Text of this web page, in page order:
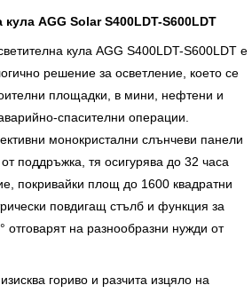
AGG Solar S400LDT-S600LDT
кула AGG S400LDT-S600LDT е
решение за осветление, което се
площадки, в мини, нефтени и
спасителни операции.
монокристални слънчеви панели
поддръжка, тя осигурява до 32 часа
покривайки площ до 1600 квадратни
повдигащ стълб и функция за
отговарят на разнообразни нужди от
гориво и разчита изцяло на